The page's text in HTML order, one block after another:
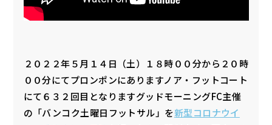
２０２２年５月１４日（土）１８時００分から２０時
００分にてプロンポンにありますノア・フットコート
にて６３２回目となりますグッドモーニングFC主催
の「バンコク土曜日フットサル」を新型コロナウイ